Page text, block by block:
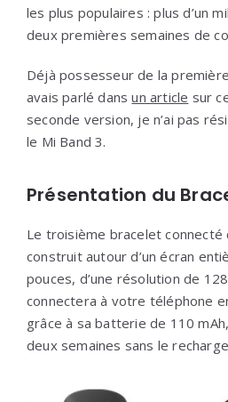
les plus populaires : plus d’un
deux premières semaines de
Déjà possesseur de la
avais parlé dansun article sur
seconde version, je n’ai pas
le Mi Band 3.
Présentation du
Le troisième bracelet connecté
construit autour d’un écran
pouces, d’une résolution de
connectera à votre téléphone
grâce à sa batterie de 110
deux semaines sans le